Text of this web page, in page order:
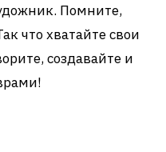
Помните,
что хватайте свои
создавайте и